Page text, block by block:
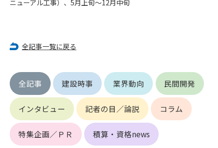
ニューアル工事）、5月上旬～12月中旬
全記事一覧に戻る
全記事 建設時事 業界動向 民間開発
インタビュー 記者の目／論説 コラム
特集企画／ＰＲ 積算・資格news
(3) 第三者または管理者を誹謗中傷する行為
(6) 管理者が承認していない営利を目的とした行為
(7) 公序良俗に反する行為
(9) その他、法律に反する行為
(10) 建設資料館から知り得た情報及びダウンロードした情報
を、営利を目的として第三者に転売し、または転売のため
に第三者に提供すること
第7条（登録内容の削除）
管理者は、会員が登録した内容が以下に該当する、またはその